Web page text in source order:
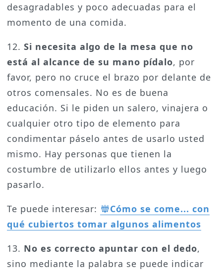
desagradables y poco adecuadas para el
momento de una comida.
12. Si necesita algo de la mesa que no
está al alcance de su mano pídalo, por
favor, pero no cruce el brazo por delante de
otros comensales. No es de buena
educación. Si le piden un salero, vinajera o
cualquier otro tipo de elemento para
condimentar páselo antes de usarlo usted
mismo. Hay personas que tienen la
costumbre de utilizarlo ellos antes y luego
pasarlo.
Te puede interesar:
Cómo se come... con
qué cubiertos tomar algunos alimentos
13. No es correcto apuntar con el dedo,
sino mediante la palabra se puede indicar